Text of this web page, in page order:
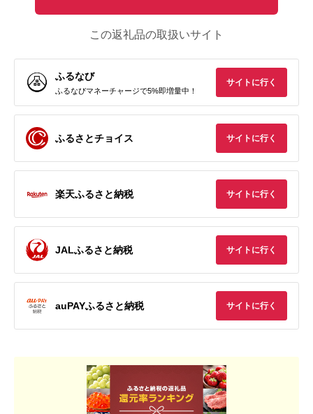
この返礼品の取扱いサイト
ふるなび
ふるなびマネーチャージで5%即増量中！
サイトに行く
ふるさとチョイス サイトに行く
楽天ふるさと納税 サイトに行く
JALふるさと納税 サイトに行く
auPAYふるさと納税 サイトに行く